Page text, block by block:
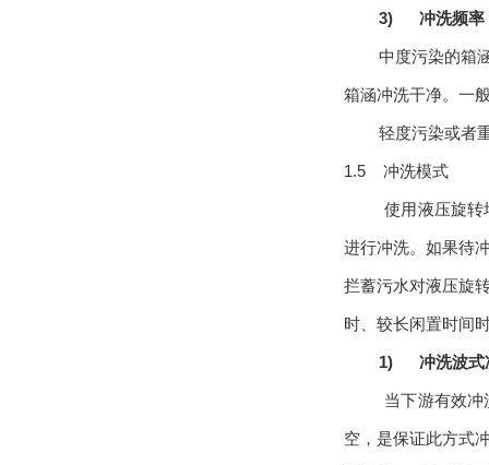
3) 冲洗频率
中度污染的箱
箱涵冲洗干净。一
轻度污染或者
1.5 冲洗模式
使用液压旋转
进行冲洗。如果待
拦蓄污水对液压旋
时、较长闲置时间
1) 冲洗波式
当下游有效
空，是保证此方式